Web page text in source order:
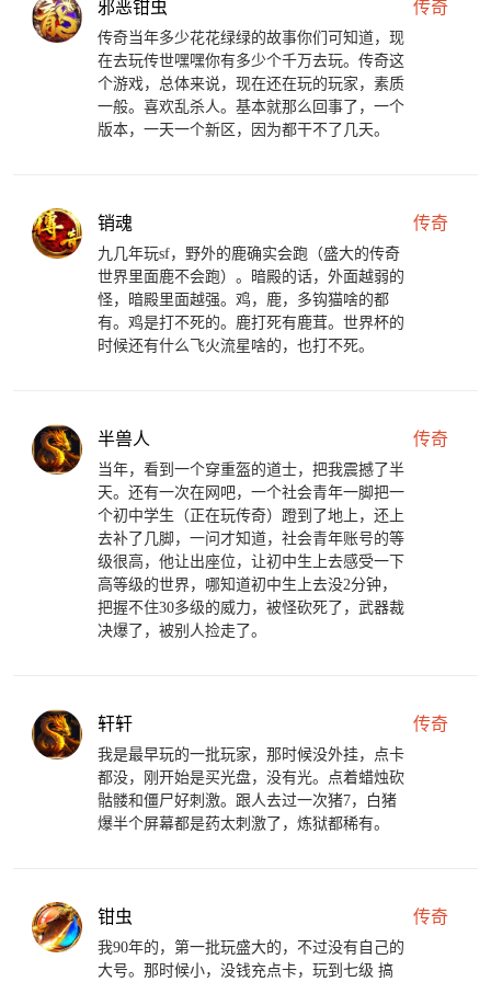
邪恶钳虫 传奇
传奇当年多少花花绿绿的故事你们可知道，现
在去玩传世嘿嘿你有多少个千万去玩。传奇这
个游戏，总体来说，现在还在玩的玩家，素质
一般。喜欢乱杀人。基本就那么回事了，一个
版本，一天一个新区，因为都干不了几天。
销魂 传奇
九几年玩sf，野外的鹿确实会跑（盛大的传奇
世界里面鹿不会跑）。暗殿的话，外面越弱的
怪，暗殿里面越强。鸡，鹿，多钩猫啥的都
有。鸡是打不死的。鹿打死有鹿茸。世界杯的
时候还有什么飞火流星啥的，也打不死。
半兽人 传奇
当年，看到一个穿重盔的道士，把我震撼了半
天。还有一次在网吧，一个社会青年一脚把一
个初中学生（正在玩传奇）蹬到了地上，还上
去补了几脚，一问才知道，社会青年账号的等
级很高，他让出座位，让初中生上去感受一下
高等级的世界，哪知道初中生上去没2分钟，
把握不住30多级的威力，被怪砍死了，武器裁
决爆了，被别人捡走了。
轩轩 传奇
我是最早玩的一批玩家，那时候没外挂，点卡
都没，刚开始是买光盘，没有光。点着蜡烛砍
骷髅和僵尸好刺激。跟人去过一次猪7，白猪
爆半个屏幕都是药太刺激了，炼狱都稀有。
钳虫 传奇
我90年的，第一批玩盛大的，不过没有自己的
大号。那时候小，没钱充点卡，玩到七级 搞